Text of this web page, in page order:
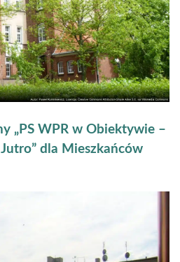
„PS WPR w Obiektywie –
dla Mieszkańców